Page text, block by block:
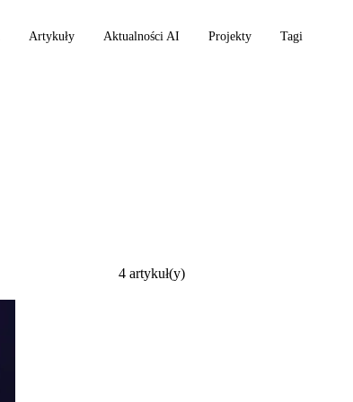
Artykuły Aktualności AI Projekty Tagi
4 artykuł(y)